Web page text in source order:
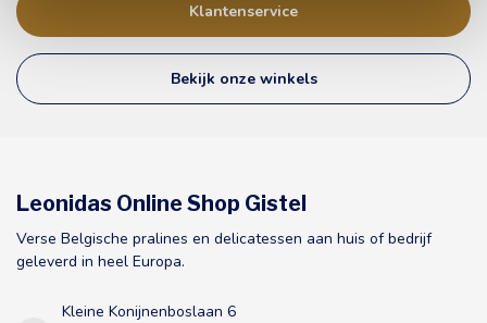
Klantenservice
Bekijk onze winkels
Leonidas Online Shop Gistel
Verse Belgische pralines en delicatessen aan huis of bedrijf
geleverd in heel Europa.
Kleine Konijnenboslaan 6